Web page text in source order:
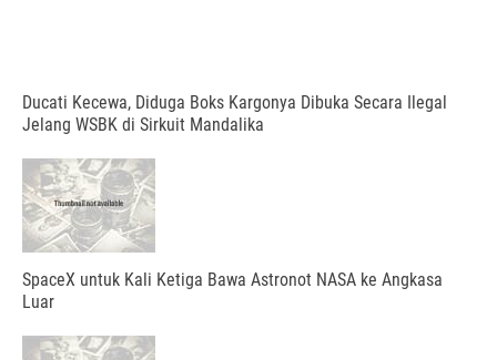
Ducati Kecewa, Diduga Boks Kargonya Dibuka Secara Ilegal
Jelang WSBK di Sirkuit Mandalika
SpaceX untuk Kali Ketiga Bawa Astronot NASA ke Angkasa
Luar